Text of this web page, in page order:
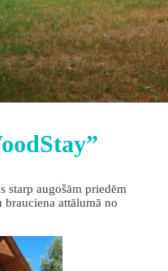
starp augošām priedēm
attālumā no